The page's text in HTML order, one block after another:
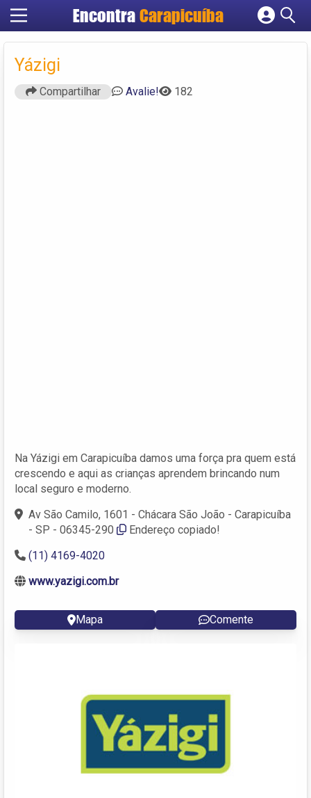
EncontraCarapicuíba
Cadastrar empresa
Yázigi
Compartilhar Avalie! 182
Na Yázigi em Carapicuíba damos uma força pra quem está
crescendo e aqui as crianças aprendem brincando num
local seguro e moderno.
Av São Camilo, 1601 - Chácara São João - Carapicuíba
- SP - 06345-290
Endereço copiado!
(11) 4169-4020
www.yazigi.com.br
Mapa Comente